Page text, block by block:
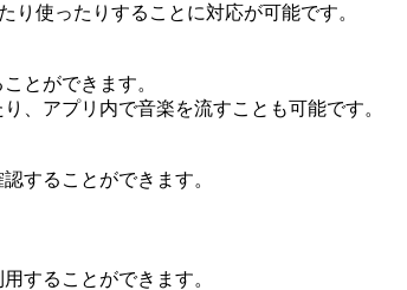
使ったりすることに対応が可能です。
とができます。
、アプリ内で音楽を流すことも可能です。
することができます。
することができます。